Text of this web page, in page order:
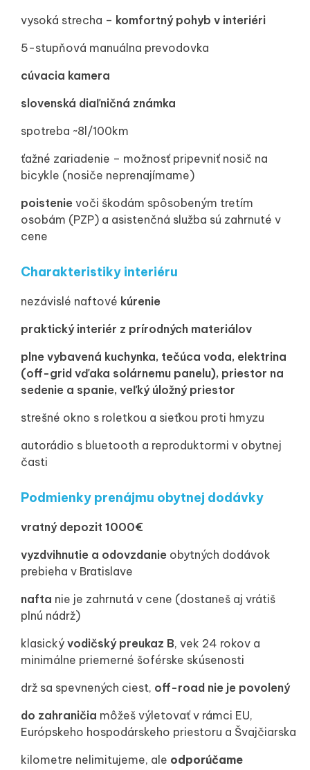
vysoká strecha – komfortný pohyb v interiéri
5-stupňová manuálna prevodovka
cúvacia kamera
slovenská diaľničná známka
spotreba ~8l/100km
ťažné zariadenie – možnosť pripevniť nosič na
bicykle (nosiče neprenajímame)
poistenie voči škodám spôsobeným tretím
osobám (PZP) a asistenčná služba sú zahrnuté v
cene
Charakteristiky interiéru
nezávislé naftové kúrenie
praktický interiér z prírodných materiálov
plne vybavená kuchynka, tečúca voda, elektrina
(off-grid vďaka solárnemu panelu), priestor na
sedenie a spanie, veľký úložný priestor
strešné okno s roletkou a sieťkou proti hmyzu
autorádio s bluetooth a reproduktormi v obytnej
časti
Podmienky prenájmu obytnej dodávky
vratný depozit 1000€
vyzdvihnutie a odovzdanie obytných dodávok
prebieha v Bratislave
nafta nie je zahrnutá v cene (dostaneš aj vrátiš
plnú nádrž)
klasický vodičský preukaz B, vek 24 rokov a
minimálne priemerné šoférske skúsenosti
drž sa spevnených ciest, off-road nie je povolený
do zahraničia môžeš výletovať v rámci EU,
Európskeho hospodárskeho priestoru a Švajčiarska
kilometre nelimitujeme, ale odporúčame